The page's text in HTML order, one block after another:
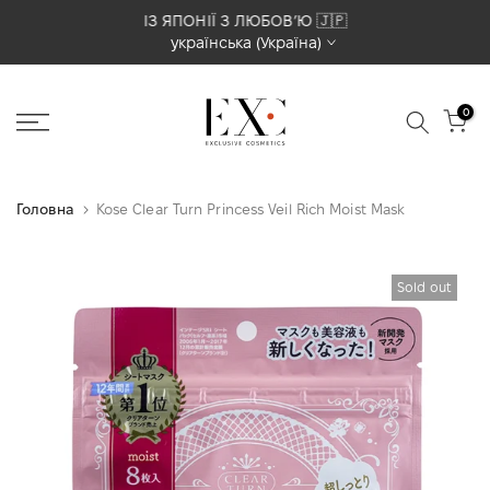
вмісту
ІЗ ЯПОНІЇ З ЛЮБОВʼЮ 🇯🇵
українська (Україна)
0
Головна Kose Clear Turn Princess Veil Rich Moist Mask
Sold out